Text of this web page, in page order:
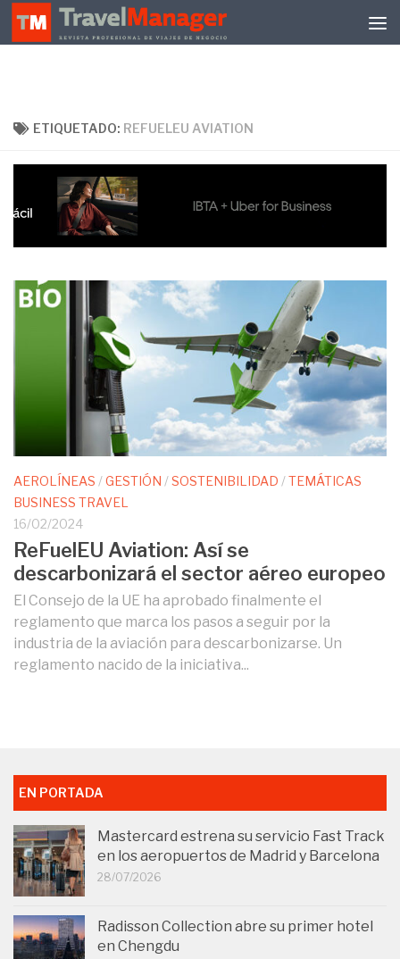
Debajo del contenido
ETIQUETADO: REFUELEU AVIATION
AEROLÍNEAS /GESTIÓN /SOSTENIBILIDAD /TEMÁTICAS
BUSINESS TRAVEL
16/02/2024
ReFuelEU Aviation: Así se
descarbonizará el sector aéreo europeo
El Consejo de la UE ha aprobado finalmente el
reglamento que marca los pasos a seguir por la
industria de la aviación para descarbonizarse. Un
reglamento nacido de la iniciativa...
EN PORTADA
Mastercard estrena su servicio Fast Track
en los aeropuertos de Madrid y Barcelona
28/07/2026
Radisson Collection abre su primer hotel
en Chengdu